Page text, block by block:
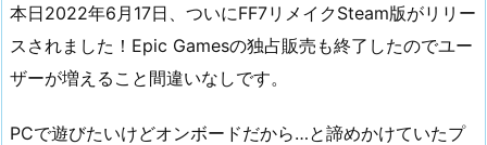
本日2022年6月17日、ついにFF7リメイクSteam版がリリー
スされました！Epic Gamesの独占販売も終了したのでユー
ザーが増えること間違いなしです。
PCで遊びたいけどオンボードだから…と諦めかけていたプ